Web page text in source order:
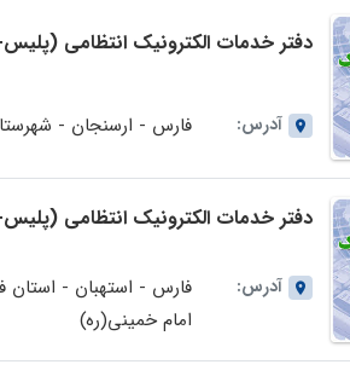
دفتر خدمات الکترونیک انتظامی (پلیس+10) شماره 7117291ارسنجاناستان
آدرس: فارس - ارسنجان -
دفتر خدمات الکترونیک انتظامی (پلیس+10) شماره 7117321استهباناستان
آدرس:
فارس - استهبان - استان
امام خمینی(ره)